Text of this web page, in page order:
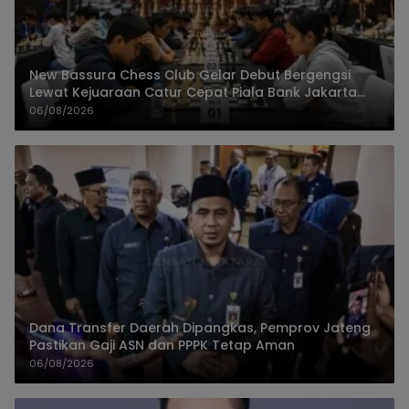
New Bassura Chess Club Gelar Debut Bergengsi
Lewat Kejuaraan Catur Cepat Piala Bank Jakarta
2026
06/08/2026
Dana Transfer Daerah Dipangkas, Pemprov Jateng
Pastikan Gaji ASN dan PPPK Tetap Aman
06/08/2026